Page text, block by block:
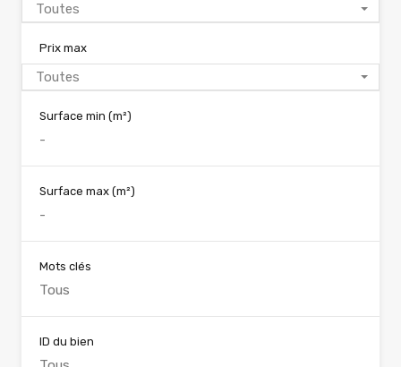
Toutes
Prix max
Toutes
Surface min (m²)
Surface max (m²)
Mots clés
ID du bien